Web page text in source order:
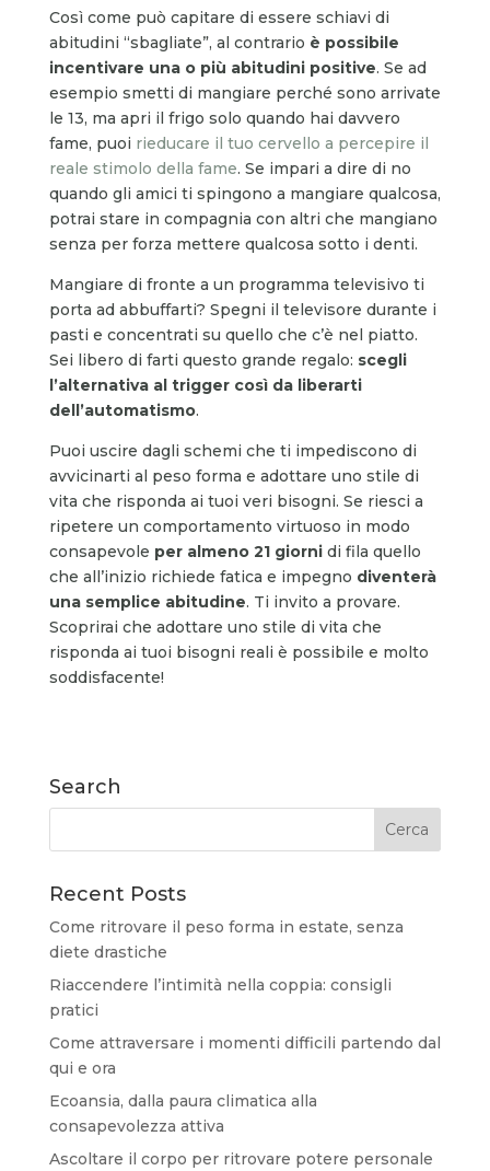
Così come può capitare di essere schiavi di
abitudini “sbagliate”, al contrario è possibile
incentivare una o più abitudini positive. Se ad
esempio smetti di mangiare perché sono arrivate
le 13, ma apri il frigo solo quando hai davvero
fame, puoi rieducare il tuo cervello a percepire il
reale stimolo della fame. Se impari a dire di no
quando gli amici ti spingono a mangiare qualcosa,
potrai stare in compagnia con altri che mangiano
senza per forza mettere qualcosa sotto i denti.
Mangiare di fronte a un programma televisivo ti
porta ad abbuffarti? Spegni il televisore durante i
pasti e concentrati su quello che c’è nel piatto.
Sei libero di farti questo grande regalo: scegli
l’alternativa al trigger così da liberarti
dell’automatismo.
Puoi uscire dagli schemi che ti impediscono di
avvicinarti al peso forma e adottare uno stile di
vita che risponda ai tuoi veri bisogni. Se riesci a
ripetere un comportamento virtuoso in modo
consapevole per almeno 21 giornidi fila quello
che all’inizio richiede fatica e impegno diventerà
una semplice abitudine. Ti invito a provare.
Scoprirai che adottare uno stile di vita che
risponda ai tuoi bisogni reali è possibile e molto
soddisfacente!
Search
Recent Posts
Come ritrovare il peso forma in estate, senza
diete drastiche
Riaccendere l’intimità nella coppia: consigli
pratici
Come attraversare i momenti difficili partendo dal
qui e ora
Ecoansia, dalla paura climatica alla
consapevolezza attiva
Ascoltare il corpo per ritrovare potere personale